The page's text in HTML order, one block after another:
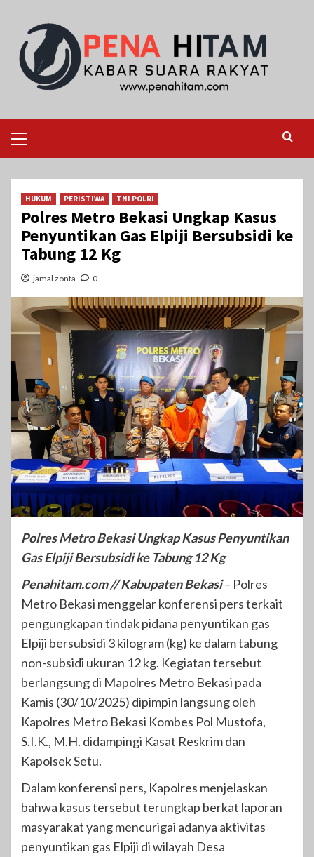
content
Menu
HUKUM PERISTIWA TNI POLRI
Polres Metro Bekasi Ungkap Kasus
Penyuntikan Gas Elpiji Bersubsidi ke
Tabung 12 Kg
jamal zonta 0
Polres Metro Bekasi Ungkap Kasus Penyuntikan
Gas Elpiji Bersubsidi ke Tabung 12 Kg
Penahitam.com // Kabupaten Bekasi– Polres
Metro Bekasi menggelar konferensi pers terkait
pengungkapan tindak pidana penyuntikan gas
Elpiji bersubsidi 3 kilogram (kg) ke dalam tabung
non-subsidi ukuran 12 kg. Kegiatan tersebut
berlangsung di Mapolres Metro Bekasi pada
Kamis (30/10/2025) dipimpin langsung oleh
Kapolres Metro Bekasi Kombes Pol Mustofa,
S.I.K., M.H. didampingi Kasat Reskrim dan
Kapolsek Setu.
Dalam konferensi pers, Kapolres menjelaskan
bahwa kasus tersebut terungkap berkat laporan
masyarakat yang mencurigai adanya aktivitas
penyuntikan gas Elpiji di wilayah Desa